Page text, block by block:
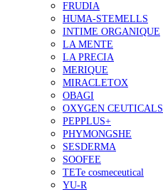
FRUDIA
HUMA-STEMELLS
INTIME ORGANIQUE
LA MENTE
LA PRECIA
MERIQUE
MIRACLETOX
OBAGI
OXYGEN CEUTICALS
PEPPLUS+
PHYMONGSHE
SESDERMA
SOOFEE
TETe cosmeceutical
YU-R